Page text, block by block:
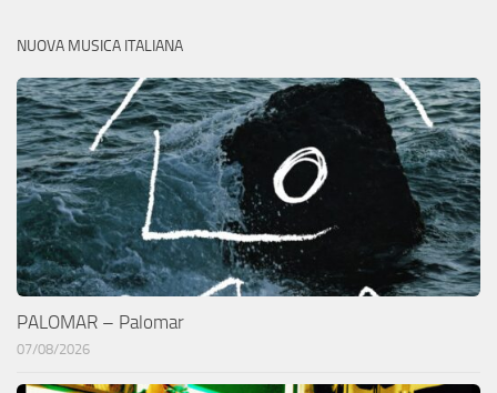
NUOVA MUSICA ITALIANA
PALOMAR – Palomar
07/08/2026